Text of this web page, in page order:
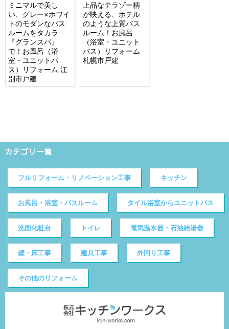
ミニマルで美し
い、グレー×ホワイ
トのモダンなバス
ルームをタカラ
『グランスパ』
で！お風呂（浴
室・ユニットバ
ス）リフォーム 江
別市戸建
上品なテラゾー柄
が映える、ホテル
のような上質バス
ルーム！お風呂
（浴室・ユニット
バス）リフォーム
札幌市戸建
カテゴリ一覧
フルリフォーム・リノベーション工事 キッチン
お風呂・浴室・バスルーム タイル浴室からユニットバス
洗面化粧台 トイレ 電気温水器・石油給湯器
壁・床工事 建具工事 外回り工事
その他のリフォーム